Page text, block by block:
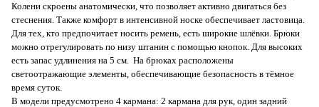
Колени скроены анатомически, что позволяет активно двигаться без
стеснения. Также комфорт в интенсивной носке обеспечивает ластовица.
Для тех, кто предпочитает носить ремень, есть широкие шлёвки. Брюки
можно отрегулировать по низу штанин с помощью кнопок. Для высоких
есть запас удлинения на 5 см. На брюках расположены
светоотражающие элементы, обеспечивающие безопасность в тёмное
время суток.
В модели предусмотрено 4 кармана: 2 кармана для рук, один задний